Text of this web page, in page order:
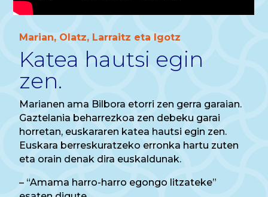
Marian, Olatz, Larraitz eta Igotz
Katea hautsi egin
zen.
Marianen ama Bilbora etorri zen gerra garaian.
Gaztelania beharrezkoa zen debeku garai
horretan, euskararen katea hautsi egin zen.
Euskara berreskuratzeko erronka hartu zuten
eta orain denak dira euskaldunak.
– “Amama harro-harro egongo litzateke”